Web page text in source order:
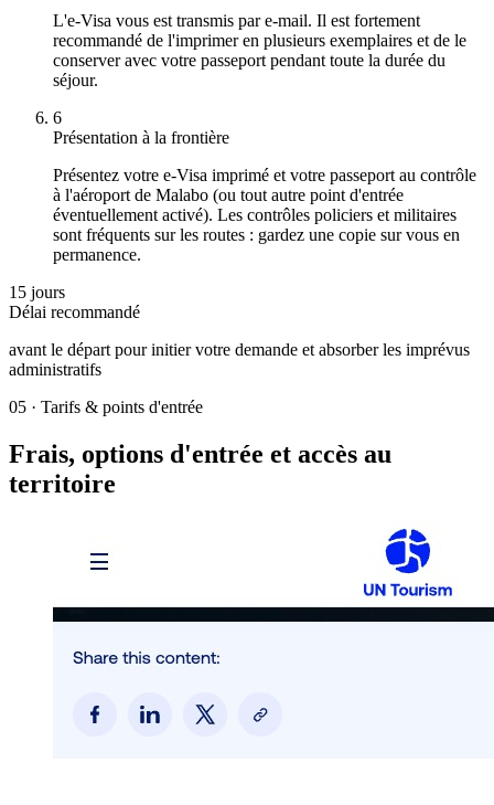
L'e-Visa vous est transmis par e-mail. Il est fortement
recommandé de l'imprimer en plusieurs exemplaires et de le
conserver avec votre passeport pendant toute la durée du
séjour.
6
Présentation à la frontière
Présentez votre e-Visa imprimé et votre passeport au contrôle
à l'aéroport de Malabo (ou tout autre point d'entrée
éventuellement activé). Les contrôles policiers et militaires
sont fréquents sur les routes : gardez une copie sur vous en
permanence.
15 jours
Délai recommandé
avant le départ pour initier votre demande et absorber les imprévus
administratifs
05 · Tarifs & points d'entrée
Frais, options d'entrée et accès au
territoire